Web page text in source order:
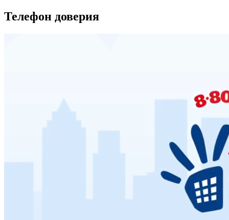
Телефон доверия